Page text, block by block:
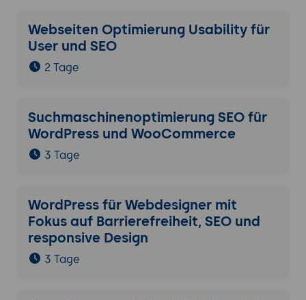
Webseiten Optimierung Usability für
User und SEO
2 Tage
Suchmaschinenoptimierung SEO für
WordPress und WooCommerce
3 Tage
WordPress für Webdesigner mit
Fokus auf Barrierefreiheit, SEO und
responsive Design
3 Tage